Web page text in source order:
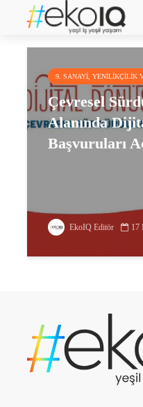
djital dönüşüm
9. SANAYI, YENILIKÇILIK
Çevresel
Alanında
Başvuruları
EkoIQ Editör 17